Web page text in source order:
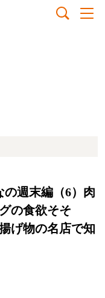
の週末編（6）肉
の食欲そそ
げ物の名店で知